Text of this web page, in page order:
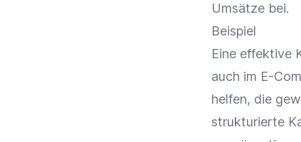
Umsätze bei.
Beispiel
Eine effektive
auch im E-
helfen, die
strukturierte